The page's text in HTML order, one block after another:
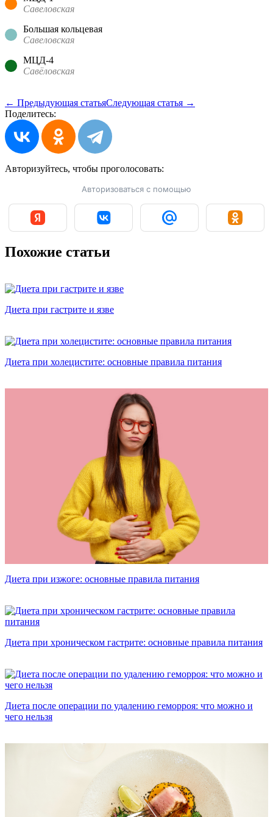
Савеловская
Большая кольцевая
Савеловская
МЦД-4
Савёловская
← Предыдующая статьяСледующая статья →
Поделитесь:
Авторизуйтесь, чтобы проголосовать:
Авторизоваться с помощью
Похожие статьи
Диета при гастрите и язве
Диета при холецистите: основные правила питания
Диета при изжоге: основные правила питания
Диета при хроническом гастрите: основные правила питания
Диета после операции по удалению геморроя: что можно и
чего нельзя